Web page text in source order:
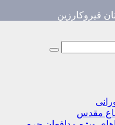
قیروکارزین
مقدس